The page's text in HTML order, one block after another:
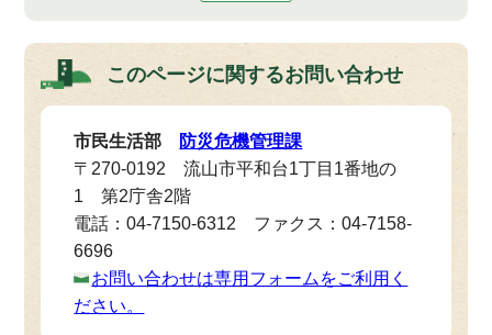
このページに関するお問い合わせ
市民生活部
防災危機管理課
〒270-0192 流山市平和台1丁目1番地の
1 第2庁舎2階
電話：04-7150-6312 ファクス：04-7158-
6696
お問い合わせは専用フォームをご利用く
ださい。